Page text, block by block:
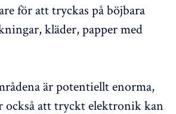
för att tryckas på böjbara
kläder, papper med
är potentiellt enorma,
också att tryckt elektronik kan